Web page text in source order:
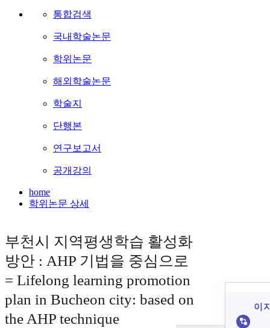
통합검색
국내학술논문
학위논문
해외학술논문
학술지
단행본
연구보고서
공개강의
home
학위논문 상세
부천시 지역평생학습 활성화
방안 : AHP 기법을 중심으로
= Lifelong learning promotion
plan in Bucheon city: based on
the AHP technique
이